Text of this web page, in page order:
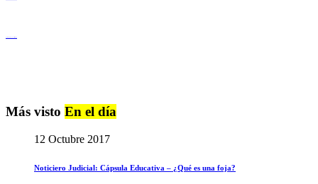
Más visto En el día
12 Octubre 2017
Noticiero Judicial: Cápsula Educativa – ¿Qué es una foja?